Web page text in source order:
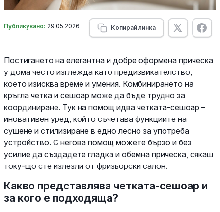
Публикувано: 29.05.2026 Копирай линка
Постигането на елегантна и добре оформена прическа
у дома често изглежда като предизвикателство,
което изисква време и умения. Комбинирането на
кръгла четка и сешоар може да бъде трудно за
координиране. Тук на помощ идва четката-сешоар –
иновативен уред, който съчетава функциите на
сушене и стилизиране в едно лесно за употреба
устройство. С негова помощ можете бързо и без
усилие да създадете гладка и обемна прическа, сякаш
току-що сте излезли от фризьорски салон.
Какво представлява четката-сешоар и
за кого е подходяща?